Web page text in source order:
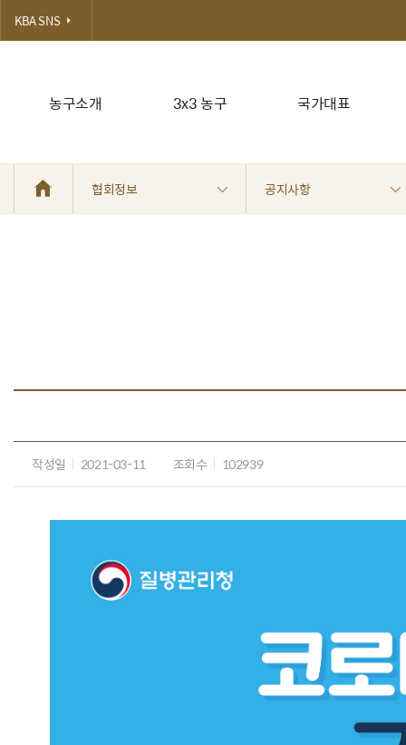
농구소개 3x3 농구 국가대표
KBA SNS
협회정보 공지사항
작성일 2021-03-11 조회수 102939